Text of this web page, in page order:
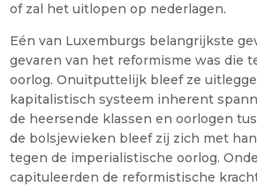
of zal het uitlopen op nederlagen.
Eén van Luxemburgs belangrijkste
gevaren van het reformisme was die
oorlog. Onuitputtelijk bleef ze
kapitalistisch systeem inherent
de heersende klassen en oorlogen
de bolsjewieken bleef zij zich met
tegen de imperialistische oorlog.
capituleerden de reformistische